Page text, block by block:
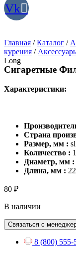
Vk
Главная /Каталог /
курения /
Long
Сигаретные
Характеристики:
Cтрана
Размер, мм :
Количество :
Диаметр, мм :
Длина, мм : 22
80 ₽
В наличии
Связаться с
8 (800) 555-